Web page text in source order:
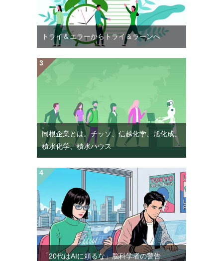
トライ＆エラーからトライ＆ラーンへ
同根企業とは。チッソ、信越化学、旭化成、
積水化学、積水ハウス
「20代はAIに頼るな」脳科学者の警告